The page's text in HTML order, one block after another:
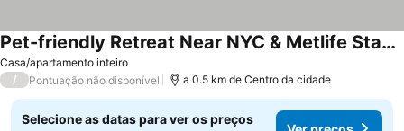
Casa/apartamento inteiro
Pet-friendly Retreat Near NYC & Metlife Stadium!
Ver preços
/ Pontuação não disponível a 0.5 km de Centro da cidade
Selecione as datas para ver os preços